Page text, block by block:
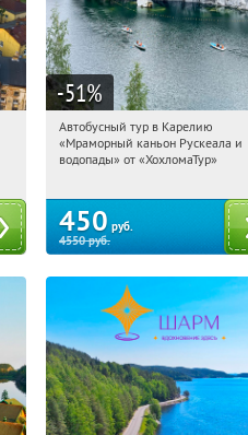
-51%
20:31:42 Купили:
Сенная площадь
Автобусный тур в Карелию
«Мраморный каньон Рускеала и
водопады» от «ХохломаТур»
450 руб.
4550руб.